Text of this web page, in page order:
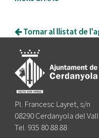
Tornar al llistat de
Pl. Francesc Layret, s/n
08290 Cerdanyola del
Tel. 935 80 88 88